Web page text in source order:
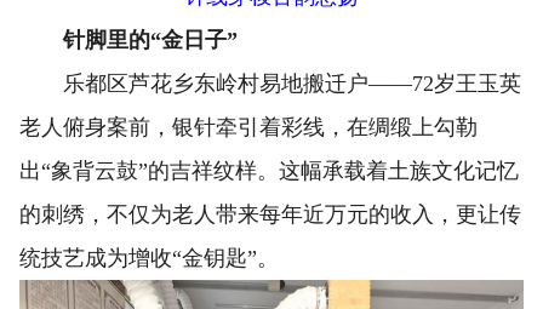
针脚里的“金日子”
乐都区芦花乡东岭村易地搬迁户——72岁王玉英
老人俯身案前，银针牵引着彩线，在绸缎上勾勒
出“象背云鼓”的吉祥纹样。这幅承载着土族文化记忆
的刺绣，不仅为老人带来每年近万元的收入，更让传
统技艺成为增收“金钥匙”。